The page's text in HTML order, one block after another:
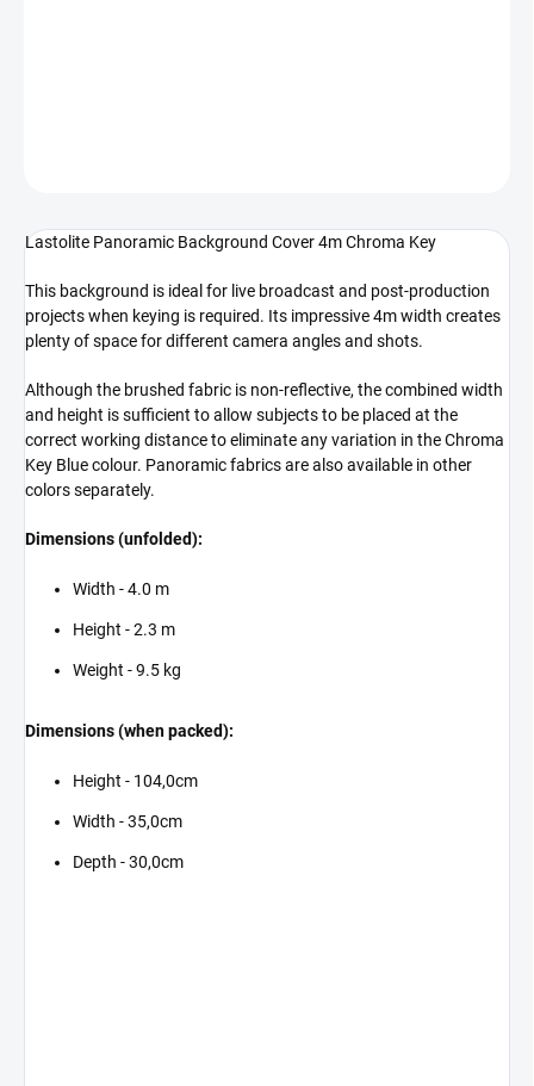
Lastolite Panoramic Background Cover 4m Chroma Key
This background is ideal for live broadcast and post-production
projects when keying is required. Its impressive 4m width creates
plenty of space for different camera angles and shots.
Although the brushed fabric is non-reflective, the combined width
and height is sufficient to allow subjects to be placed at the
correct working distance to eliminate any variation in the Chroma
Key Blue colour. Panoramic fabrics are also available in other
colors separately.
Dimensions (unfolded):
Width - 4.0 m
Height - 2.3 m
Weight - 9.5 kg
Dimensions (when packed):
Height - 104,0cm
Width - 35,0cm
Depth - 30,0cm